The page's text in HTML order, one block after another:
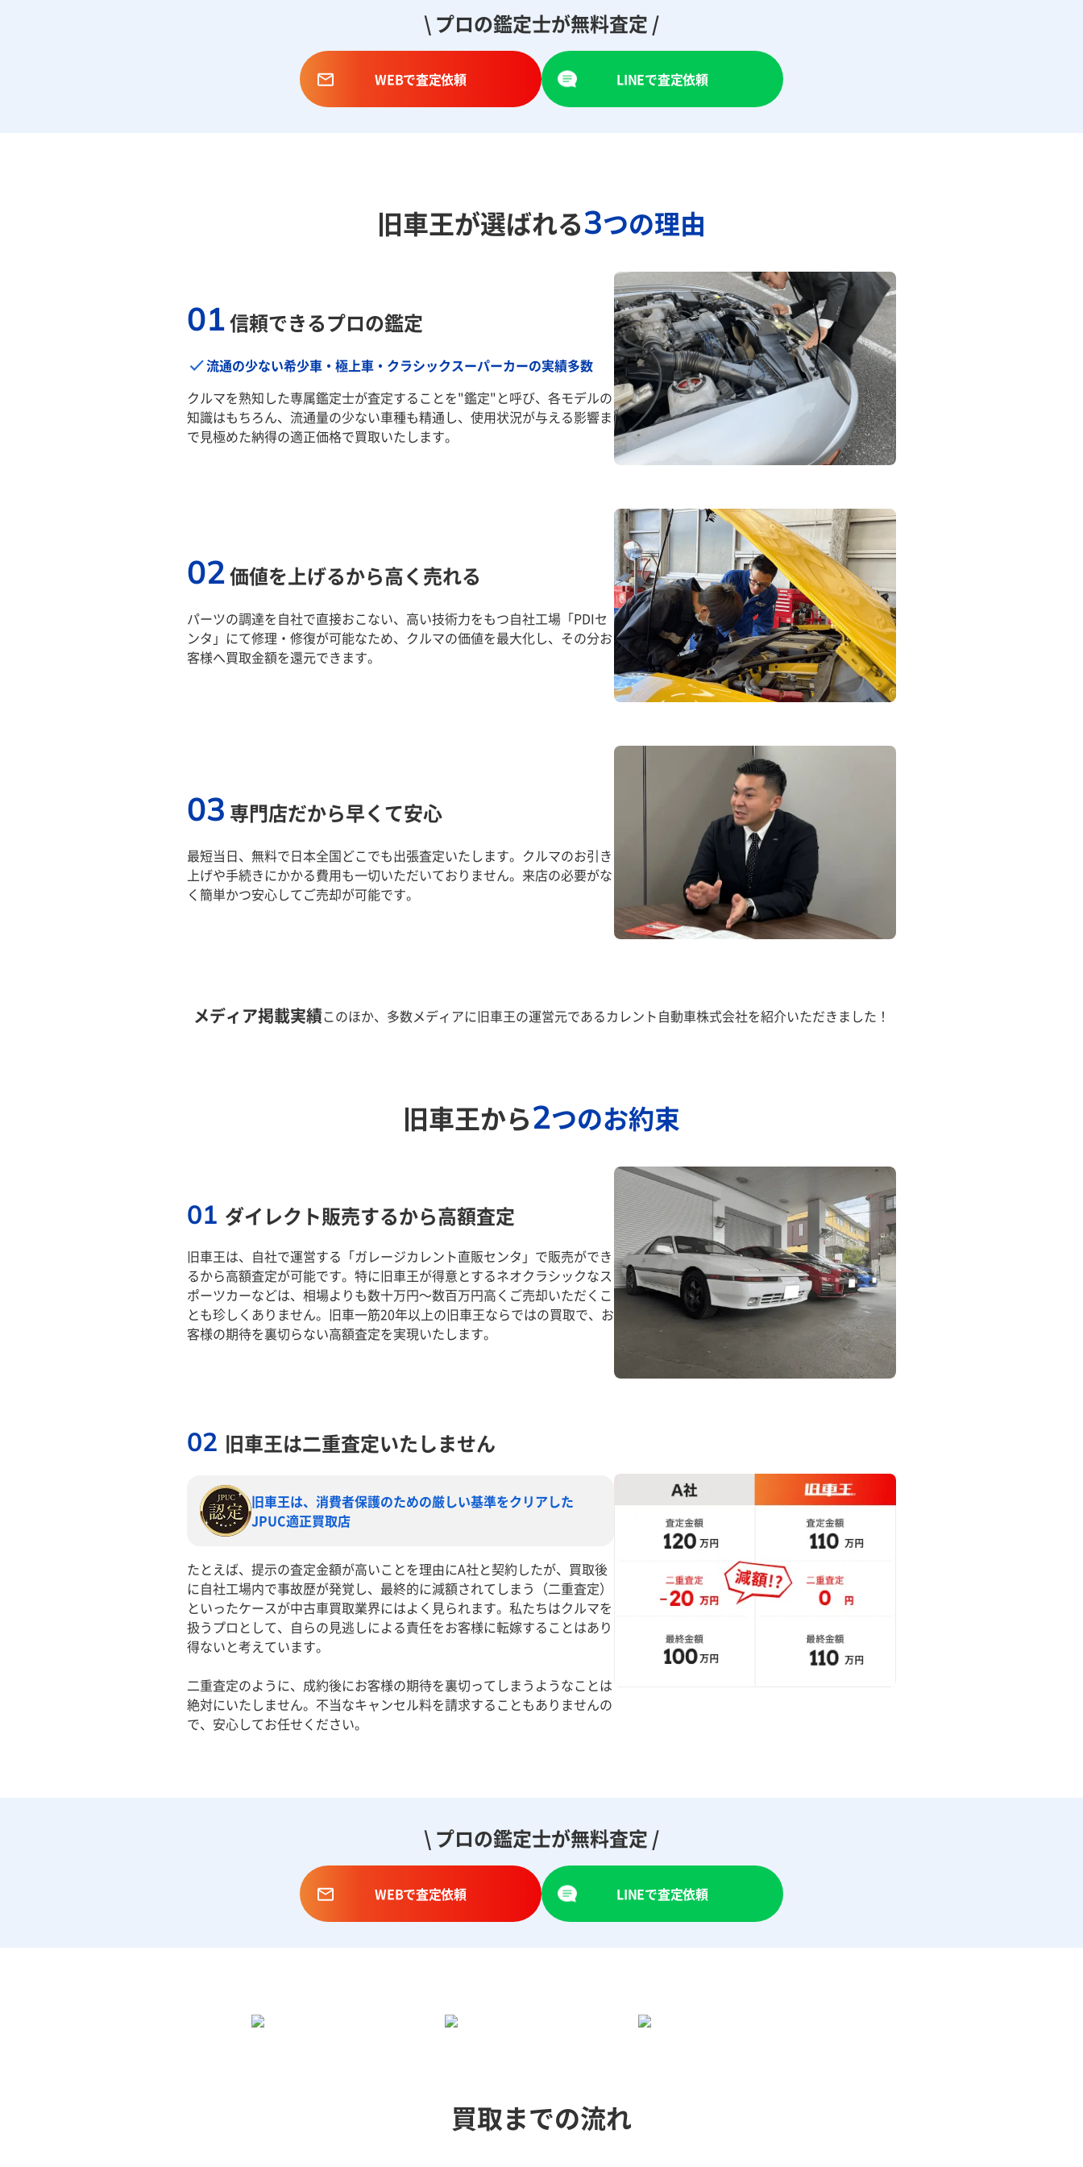
\ プロの鑑定士が無料査定 /
WEBで査定依頼 LINEで査定依頼
旧車王が選ばれる3つの理由
01信頼できるプロの鑑定
流通の少ない希少車・極上車・クラシックスーパーカーの実績多数
クルマを熟知した専属鑑定士が査定することを"鑑定"と呼び、各モデルの
知識はもちろん、流通量の少ない車種も精通し、使用状況が与える影響ま
で見極めた納得の適正価格で買取いたします。
02価値を上げるから高く売れる
パーツの調達を自社で直接おこない、高い技術力をもつ自社工場「PDIセ
ンタ」にて修理・修復が可能なため、クルマの価値を最大化し、その分お
客様へ買取金額を還元できます。
03 専門店だから早くて安心
最短当日、無料で日本全国どこでも出張査定いたします。クルマのお引き
上げや手続きにかかる費用も一切いただいておりません。来店の必要がな
く簡単かつ安心してご売却が可能です。
メディア掲載実績このほか、多数メディアに旧車王の運営元であるカレント自動車株式会社を紹介いただきました！
旧車王から2つのお約束
01 ダイレクト販売するから高額査定
旧車王は、自社で運営する「ガレージカレント直販センタ」で販売ができ
るから高額査定が可能です。特に旧車王が得意とするネオクラシックなス
ポーツカーなどは、相場よりも数十万円～数百万円高くご売却いただくこ
とも珍しくありません。旧車一筋20年以上の旧車王ならではの買取で、お
客様の期待を裏切らない高額査定を実現いたします。
02 旧車王は二重査定いたしません
旧車王は、消費者保護のための厳しい基準をクリアした
JPUC適正買取店
たとえば、提示の査定金額が高いことを理由にA社と契約したが、買取後
に自社工場内で事故歴が発覚し、最終的に減額されてしまう（二重査定）
といったケースが中古車買取業界にはよく見られます。私たちはクルマを
扱うプロとして、自らの見逃しによる責任をお客様に転嫁することはあり
得ないと考えています。
二重査定のように、成約後にお客様の期待を裏切ってしまうようなことは
絶対にいたしません。不当なキャンセル料を請求することもありませんの
で、安心してお任せください。
\ プロの鑑定士が無料査定 /
WEBで査定依頼 LINEで査定依頼
買取までの流れ